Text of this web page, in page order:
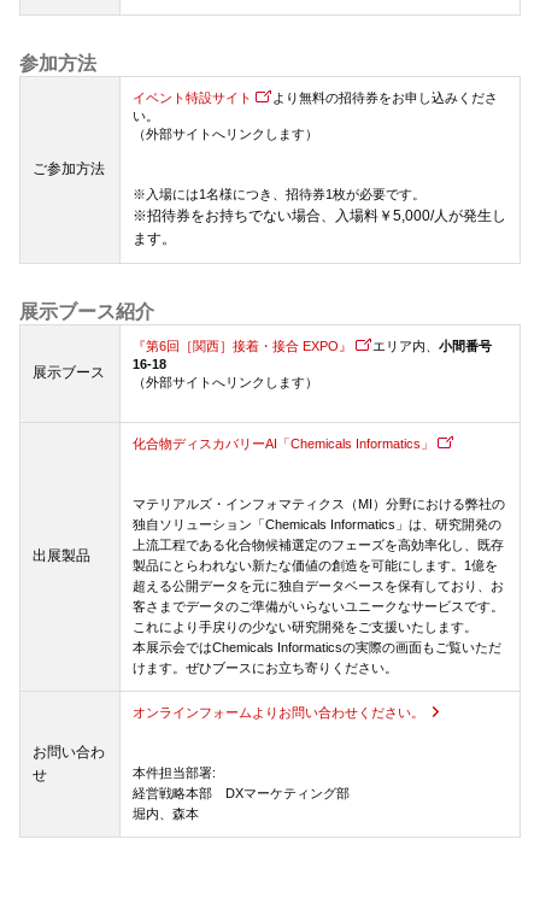
参加方法
ご参加方法
イベント特設サイト
より無料の招待券をお申し込みくださ
い。
（外部サイトへリンクします）
※入場には1名様につき、招待券1枚が必要です。
※招待券をお持ちでない場合、入場料￥5,000/人が発生し
ます。
展示ブース紹介
展示ブース
『第6回［関西］接着・接合 EXPO』 エリア内、 小間番号
16-18
（外部サイトへリンクします）
出展製品
化合物ディスカバリーAI「Chemicals Informatics」
マテリアルズ・インフォマティクス（MI）分野における弊社の
独自ソリューション「Chemicals Informatics」は、研究開発の
上流工程である化合物候補選定のフェーズを高効率化し、既存
製品にとらわれない新たな価値の創造を可能にします。1億を
超える公開データを元に独自データベースを保有しており、お
客さまでデータのご準備がいらないユニークなサービスです。
これにより手戻りの少ない研究開発をご支援いたします。
本展示会ではChemicals Informaticsの実際の画面もご覧いただ
けます。ぜひブースにお立ち寄りください。
お問い合わ
せ
オンラインフォームよりお問い合わせください。
本件担当部署:
経営戦略本部 DXマーケティング部
堀内、森本